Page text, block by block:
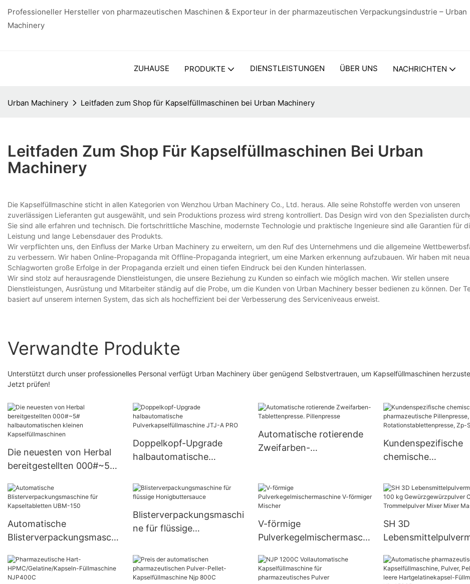
Professioneller Hersteller von pharmazeutischen Maschinen & Exporteur in der pharmazeutischen Verpackungsindustrie – Urban
Machinery
ZUHAUSE PRODUKTE DIENSTLEISTUNGEN ÜBER UNS NACHRICHTEN
Urban Machinery Leitfaden zum Shop für Kapselfüllmaschinen bei Urban Machinery
Leitfaden Zum Shop Für Kapselfüllmaschinen Bei Urban
Machinery
Die Kapselfüllmaschine sticht in allen Kategorien von Wenzhou Urban Machinery Co., Ltd. heraus. Alle seine Rohstoffe werden von unseren
zuverlässigen Lieferanten gut ausgewählt, und sein Produktions prozess wird streng kontrolliert. Das Design wird von den Spezialisten
Sie sind alle erfahren und technisch. Die fortschrittliche Maschine, modernste Technologie und praktische Ingenieure sind alle Garantien für
Leistung und lange Lebensdauer des Produkts.
Wir verpflichten uns, den Einfluss der Marke Urban Machinery zu erweitern, um den Ruf des Unternehmens und die allgemeine
zu verbessern. Wir haben Online-Propaganda mit Offline-Propaganda integriert, um eine Marken erkennung aufzubauen. Wir haben mit
Schlagworten große Erfolge in der Propaganda erzielt und einen tiefen Eindruck bei den Kunden hinterlassen.
Wir sind stolz auf herausragende Dienstleistungen, die unsere Beziehung zu Kunden so einfach wie möglich machen. Wir stellen unsere
Dienstleistungen, Ausrüstung und Mitarbeiter ständig auf die Probe, um die Kunden von Urban Machinery besser bedienen zu können. Der
basiert auf unserem internen System, das sich als hocheffizient bei der Verbesserung des Serviceniveaus erweist.
Verwandte Produkte
Unterstützt durch unser professionelles Personal verfügt Urban Machinery über genügend Selbstvertrauen, um Kapselfüllmaschinen
Jetzt prüfen!
Die neuesten von Herbal
bereitgestellten 000#~5#
Kapselfüllmaschinen
Doppelkopf-Upgrade
halbautomatische
JTJ-A PRO
Automatische rotierende
Zweifarben-
Kundenspezifische
chemische
Pillenpresse,
Zp-Serie
Automatische
Blisterverpackungsmaschi
UBM-150
Blisterverpackungsmaschi
ne für flüssige
V-förmige
Pulverkegelmischermaschi
SH 3D
Trommelpulver